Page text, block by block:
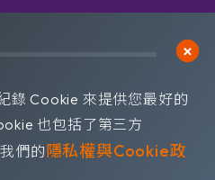
錄 Cookie 來提供您最好的
也包括了第三方
們的隱私權與Cookie政